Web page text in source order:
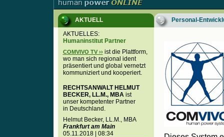
AKTUELL
Personal-
AKTUELLES:
Humaninstitut Partner
COMVIVO TV ›› ist die Plattform,
wo man sich regional ident
präsentiert und global vernetzt
kommuniziert und kooperiert.
RECHTSANWALT HELMUT
BECKER, LL.M., MBAist
unser kompetenter Partner
in Deutschland.
Helmut Becker, LL.M., MBA
Frankfurt am Main
05.11.2018 | 08:34